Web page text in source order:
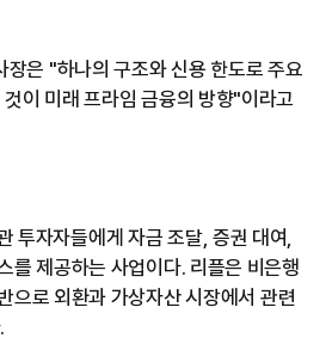
장은 "하나의 구조와 신용 한도로 주요
이 미래 프라임 금융의 방향"이라고
투자자들에게 자금 조달, 증권 대여,
를 제공하는 사업이다. 리플은 비은행
로 외환과 가상자산 시장에서 관련